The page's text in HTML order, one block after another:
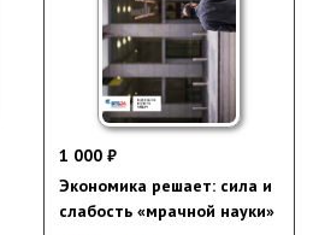
1 000 ₽
Экономика решает: сила и
слабость «мрачной науки»